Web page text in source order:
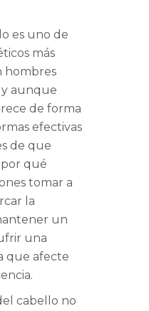
es uno de
más
hombres
aunque
de forma
efectivas
de que
qué
tomar a
la
un
una
que afecte
cabello no